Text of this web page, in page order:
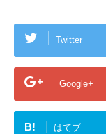
Twitter
Google+
B! はてブ